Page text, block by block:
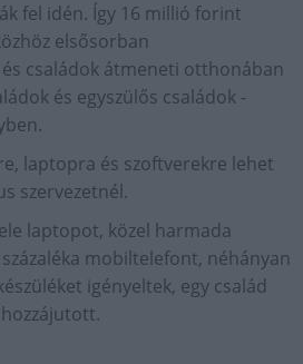
fel idén. Így 16 millió forint
elsősorban
családok átmeneti otthonában
és egyszülős családok -
laptopra és szoftverekre lehet
szervezetnél.
laptopot, közel harmada
mobiltelefont, néhányan
igényeltek, egy család